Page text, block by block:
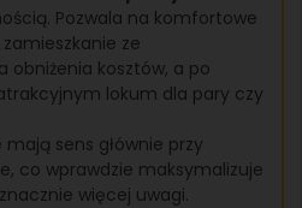
Pozwala na komfortowe
ze
obniżenia kosztów, a po
lokum dla pary czy
mają sens głównie przy
co wprawdzie maksymalizuje
więcej uwagi.